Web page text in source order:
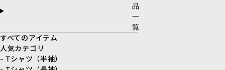
品
一
覧
すべてのアイテム
人気カテゴリ
- Tシャツ（半袖）